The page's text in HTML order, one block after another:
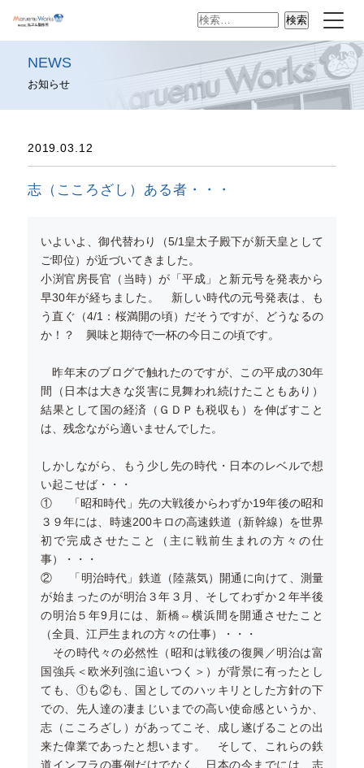
検
NEWS
お知らせ
2019.03.12
志（こころざし）ある者・・・
いよいよ、御代替わり（5/1皇太子殿下が新天皇として
ご即位）が近づいてきました。
小渕官房長官（当時）が「平成」と新元号を発表から
早30年が経ちました。 新しい時代の元号発表は、も
う直ぐ（4/1：桜満開の頃）だそうですが、どうなるの
か！？ 興味と期待で一杯の今日この頃です。
昨年末のブログで触れたのですが、この平成の30年
間（日本は大きな災害に見舞われ続けたこともあり）
結果として国の経済（ＧＤＰも税収も）を伸ばすこと
は、残念ながら適いませんでした。
しかしながら、もう少し先の時代・日本のレベルで想
い起こせば・・・
① 「昭和時代」先の大戦後からわずか19年後の昭和
３９年には、時速200キロの高速鉄道（新幹線）を世界
初で完成させたこと（主に戦前生まれの方々の仕
事）・・・
② 「明治時代」鉄道（陸蒸気）開通に向けて、測量
が始まったのが明治３年３月、そしてわずか２年半後
の明治５年9月には、新橋⇔横浜間を開通させたこと
（全員、江戸生まれの方々の仕事）・・・
その時代々の必然性（昭和は戦後の復興／明治は富
国強兵＜欧米列強に追いつく＞）が背景に有ったとし
ても、①も②も、国としてのハッキリとした方針の下
での、先人達の凄まじいまでの高い使命感というか、
志（こころざし）があってこそ、成し遂げることの出
来た偉業であったと想います。 そして、これらの鉄
道インフラの事例だけでなく、日本の今までには、志